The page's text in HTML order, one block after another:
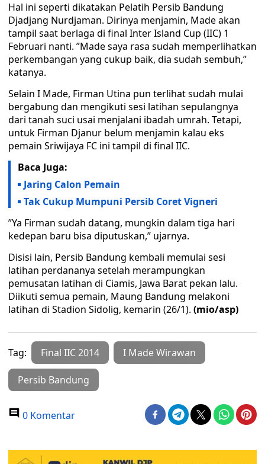
Hal ini seperti dikatakan Pelatih Persib Bandung
Djadjang Nurdjaman. Dirinya menjamin, Made akan
tampil saat berlaga di final Inter Island Cup (IIC) 1
Februari nanti. ”Made saya rasa sudah memperlihatkan
perkembangan yang cukup baik, dia sudah sembuh,”
katanya.
Selain I Made, Firman Utina pun terlihat sudah mulai
bergabung dan mengikuti sesi latihan sepulangnya
dari tanah suci usai menjalani ibadah umrah. Tetapi,
untuk Firman Djanur belum menjamin kalau eks
pemain Sriwijaya FC ini tampil di final IIC.
Baca Juga:
Jaring Calon Pemain
Tak Cukup Mumpuni Persib Coret Vigneri
”Ya Firman sudah datang, mungkin dalam tiga hari
kedepan baru bisa diputuskan,” ujarnya.
Disisi lain, Persib Bandung kembali memulai sesi
latihan perdananya setelah merampungkan
pemusatan latihan di Ciamis, Jawa Barat pekan lalu.
Diikuti semua pemain, Maung Bandung melakoni
latihan di Stadion Sidolig, kemarin (26/1). (mio/asp)
Tag: Final IIC 2014 I Made Wirawan
Persib Bandung
0 Komentar